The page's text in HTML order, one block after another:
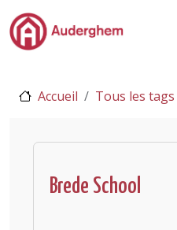
Passer au contenu principal
eGuichet
Vivre à Auderghem
Accueil Tous les tags
Brede School